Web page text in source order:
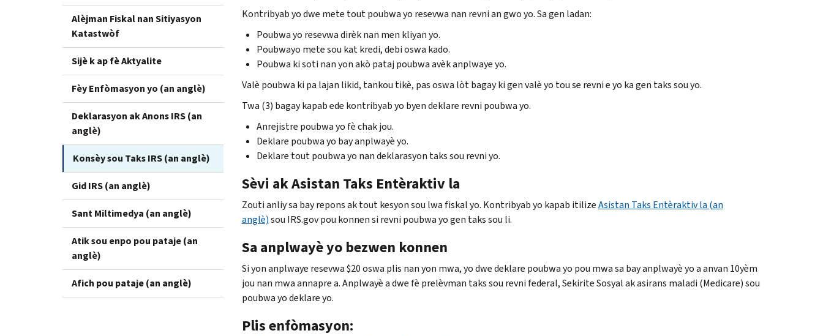
Alèjman Fiskal nan Sitiyasyon
Katastwòf
Sijè k ap fè Aktyalite
Fèy Enfòmasyon yo (an anglè)
Deklarasyon ak Anons IRS (an
anglè)
Konsèy sou Taks IRS (an anglè)
Gid IRS (an anglè)
Sant Miltimedya (an anglè)
Atik sou enpo pou pataje (an
anglè)
Afich pou pataje (an anglè)
Kontribyab yo dwe mete tout poubwa yo resevwa nan revni an gwo yo. Sa gen ladan:
Poubwa yo resevwa dirèk nan men kliyan yo.
Poubwayo mete sou kat kredi, debi oswa kado.
Poubwa ki soti nan yon akò pataj poubwa avèk anplwaye yo.
Valè poubwa ki pa lajan likid, tankou tikè, pas oswa lòt bagay ki gen valè yo tou se revni e yo ka gen taks sou yo.
Twa (3) bagay kapab ede kontribyab yo byen deklare revni poubwa yo.
Anrejistre poubwa yo fè chak jou.
Deklare poubwa yo bay anplwayè yo.
Deklare tout poubwa yo nan deklarasyon taks sou revni yo.
Sèvi ak Asistan Taks Entèraktiv la
Zouti anliy sa bay repons ak tout kesyon sou lwa fiskal yo. Kontribyab yo kapab itilizeAsistan Taks Entèraktiv la (an
anglè)sou IRS.gov pou konnen si revni poubwa yo gen taks sou li.
Sa anplwayè yo bezwen konnen
Si yon anplwaye resevwa $20 oswa plis nan yon mwa, yo dwe deklare poubwa yo pou mwa sa bay anplwayè yo a anvan 10yèm
jou nan mwa annapre a. Anplwayè a dwe fè prelèvman taks sou revni federal, Sekirite Sosyal ak asirans maladi (Medicare) sou
poubwa yo deklare yo.
Plis enfòmasyon: